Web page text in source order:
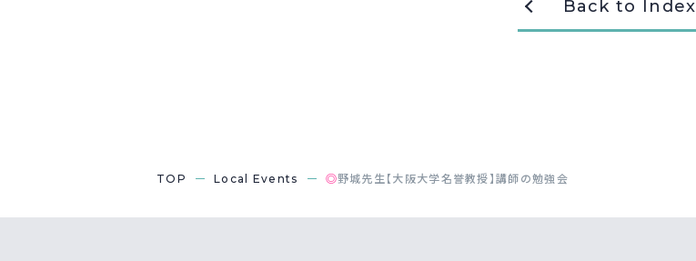
Back to Index
TOP Local Events ◎野城先生【大阪大学名誉教授】講師の勉強会